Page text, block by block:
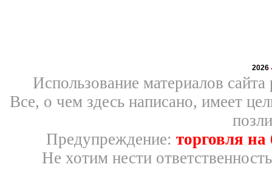
2026
Использование материалов
Все, о чем здесь написано, имеет
Предупреждение: торговля
Не хотим нести